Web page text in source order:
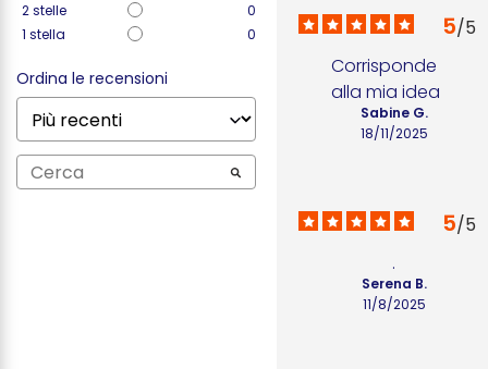
2stelle
0
1 stella 0
Ordina le recensioni
5/5
Corrisponde
alla mia idea
18/11/2025
Sabine G.
5/5
.
11/8/2025
Serena B.